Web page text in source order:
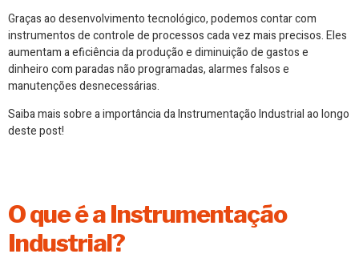
Graças ao desenvolvimento tecnológico, podemos contar com
instrumentos de controle de processos cada vez mais precisos. Eles
aumentam a eficiência da produção e diminuição de gastos e
dinheiro com paradas não programadas, alarmes falsos e
manutenções desnecessárias.
Saiba mais sobre a importância da Instrumentação Industrial ao longo
deste post!
O que é a Instrumentação
Industrial?